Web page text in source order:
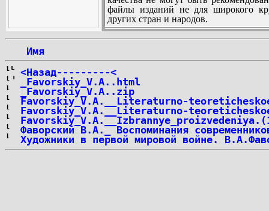
файлы изданий не для широкого
других стран и народов.
Имя
<Назад---------<
_Favorskiy_V.A..html
_Favorskiy_V.A..zip
Favorskiy_V.A.__Literaturno-
Favorskiy_V.A.__Literaturno-
Фаворский В.А._ Воспоминания
Художники в первой мировой войне.